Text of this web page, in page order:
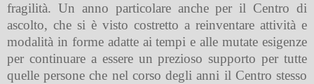
fragilità. Un anno particolare anche per il Centro di
ascolto, che si è visto costretto a reinventare attività e
modalità in forme adatte ai tempi e alle mutate esigenze
per continuare a essere un prezioso supporto per tutte
quelle persone che nel corso degli anni il Centro stesso